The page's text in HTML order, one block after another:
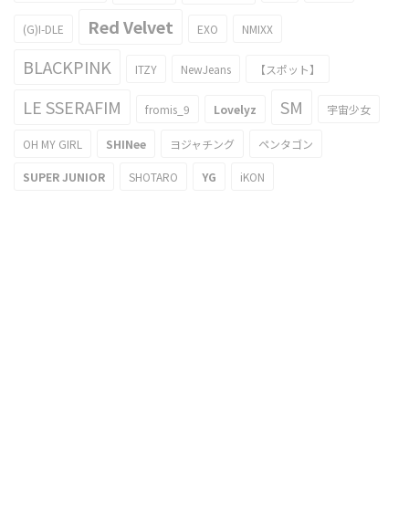
(G)I-DLE Red Velvet EXO NMIXX
BLACKPINK ITZY NewJeans 【スポット】
LE SSERAFIM fromis_9 Lovelyz SM 宇宙少女
OH MY GIRL SHINee ヨジャチング ペンタゴン
SUPER JUNIOR SHOTARO YG iKON